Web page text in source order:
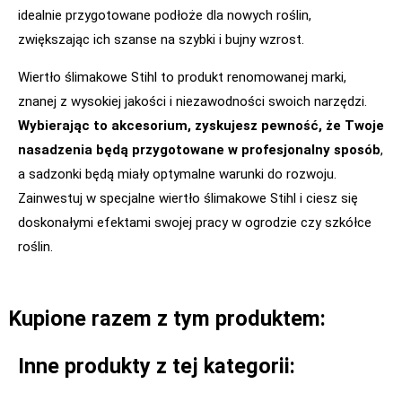
idealnie przygotowane podłoże dla nowych roślin,
zwiększając ich szanse na szybki i bujny wzrost.
Wiertło ślimakowe Stihl to produkt renomowanej marki,
znanej z wysokiej jakości i niezawodności swoich narzędzi.
Wybierając to akcesorium, zyskujesz pewność, że Twoje
nasadzenia będą przygotowane w profesjonalny sposób,
a sadzonki będą miały optymalne warunki do rozwoju.
Zainwestuj w specjalne wiertło ślimakowe Stihl i ciesz się
doskonałymi efektami swojej pracy w ogrodzie czy szkółce
roślin.
Kupione razem z tym produktem:
Inne produkty z tej kategorii: